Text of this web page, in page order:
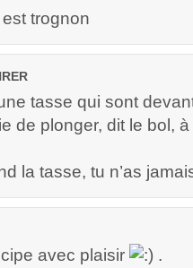
est trognon
tasse qui sont
de plonger, dit le bol,
la tasse, tu n’as
avec plaisir
.